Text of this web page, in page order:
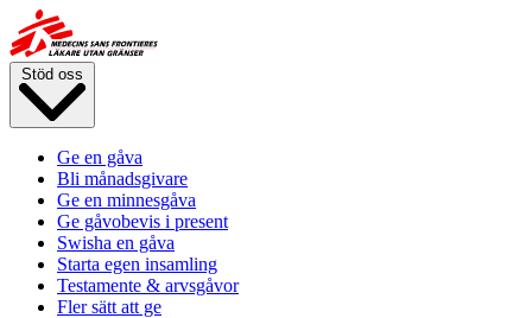
Hoppa
till
huvudinnehåll
Stöd oss
Ge en gåva
Bli månadsgivare
Ge en minnesgåva
Ge gåvobevis i present
Swisha en gåva
Starta egen insamling
Testamente & arvsgåvor
Fler sätt att ge